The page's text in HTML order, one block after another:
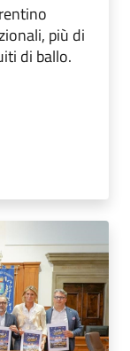
più di
di ballo.